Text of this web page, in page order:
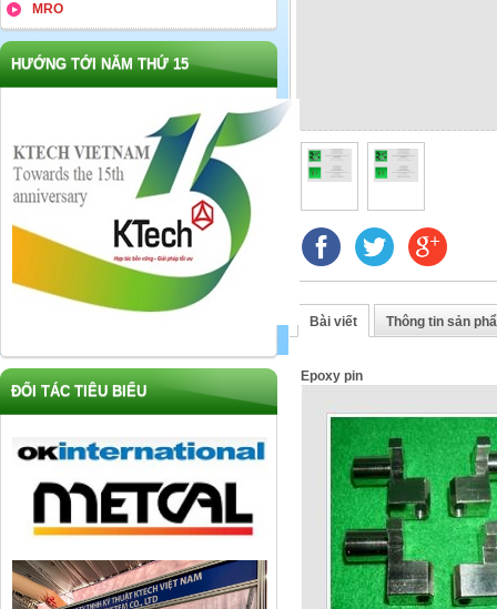
Bài viết Thông tin sản
Epoxy pin
MRO
HƯỚNG TỚI NĂM THỨ 15
ĐỐI TÁC TIÊU BIỂU